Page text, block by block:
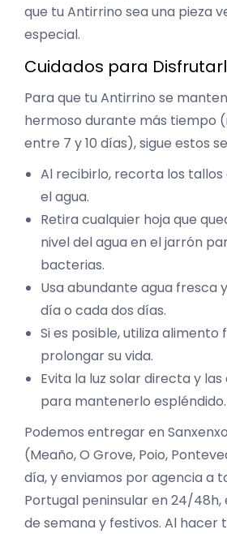
que tu Antirrino sea una pieza
especial.
Cuidados para
Para que tu Antirrino se
hermoso durante más tiempo
entre 7 y 10 días), sigue estos
Al recibirlo, recorta los tallos
el agua.
Retira cualquier hoja que
nivel del agua en el jarrón
bacterias.
Usa abundante agua fresca
día o cada dos días.
Si es posible, utiliza alimento
prolongar su vida.
Evita la luz solar directa y
para mantenerlo espléndido.
Podemos entregar en
(Meaño, O Grove, Poio,
día, y enviamos por agencia a
Portugal peninsular en 24/48h,
de semana y festivos. Al hacer